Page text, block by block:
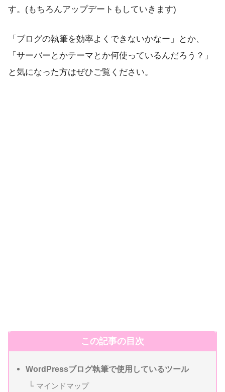
す。(もちろんアップデートもしていきます)
「ブログの執筆を効率よくできないかなー」とか、
「サーバーとかテーマとか何使っているんだろう？」
と気になった方はぜひご覧ください。
この記事の目次
WordPressブログ執筆で使用しているツール
マインドマップ